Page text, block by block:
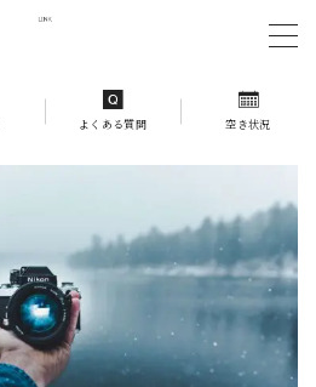
よくある質問 空き状況